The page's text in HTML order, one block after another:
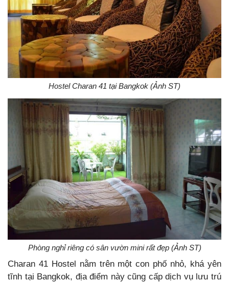
Hostel Charan 41 tại Bangkok (Ảnh ST)
Phòng nghỉ riêng có sân vườn mini rất đẹp (Ảnh ST)
Charan 41 Hostel nằm trên một con phố nhỏ, khá yên
tĩnh tại Bangkok, địa điểm này cũng cấp dịch vụ lưu trú